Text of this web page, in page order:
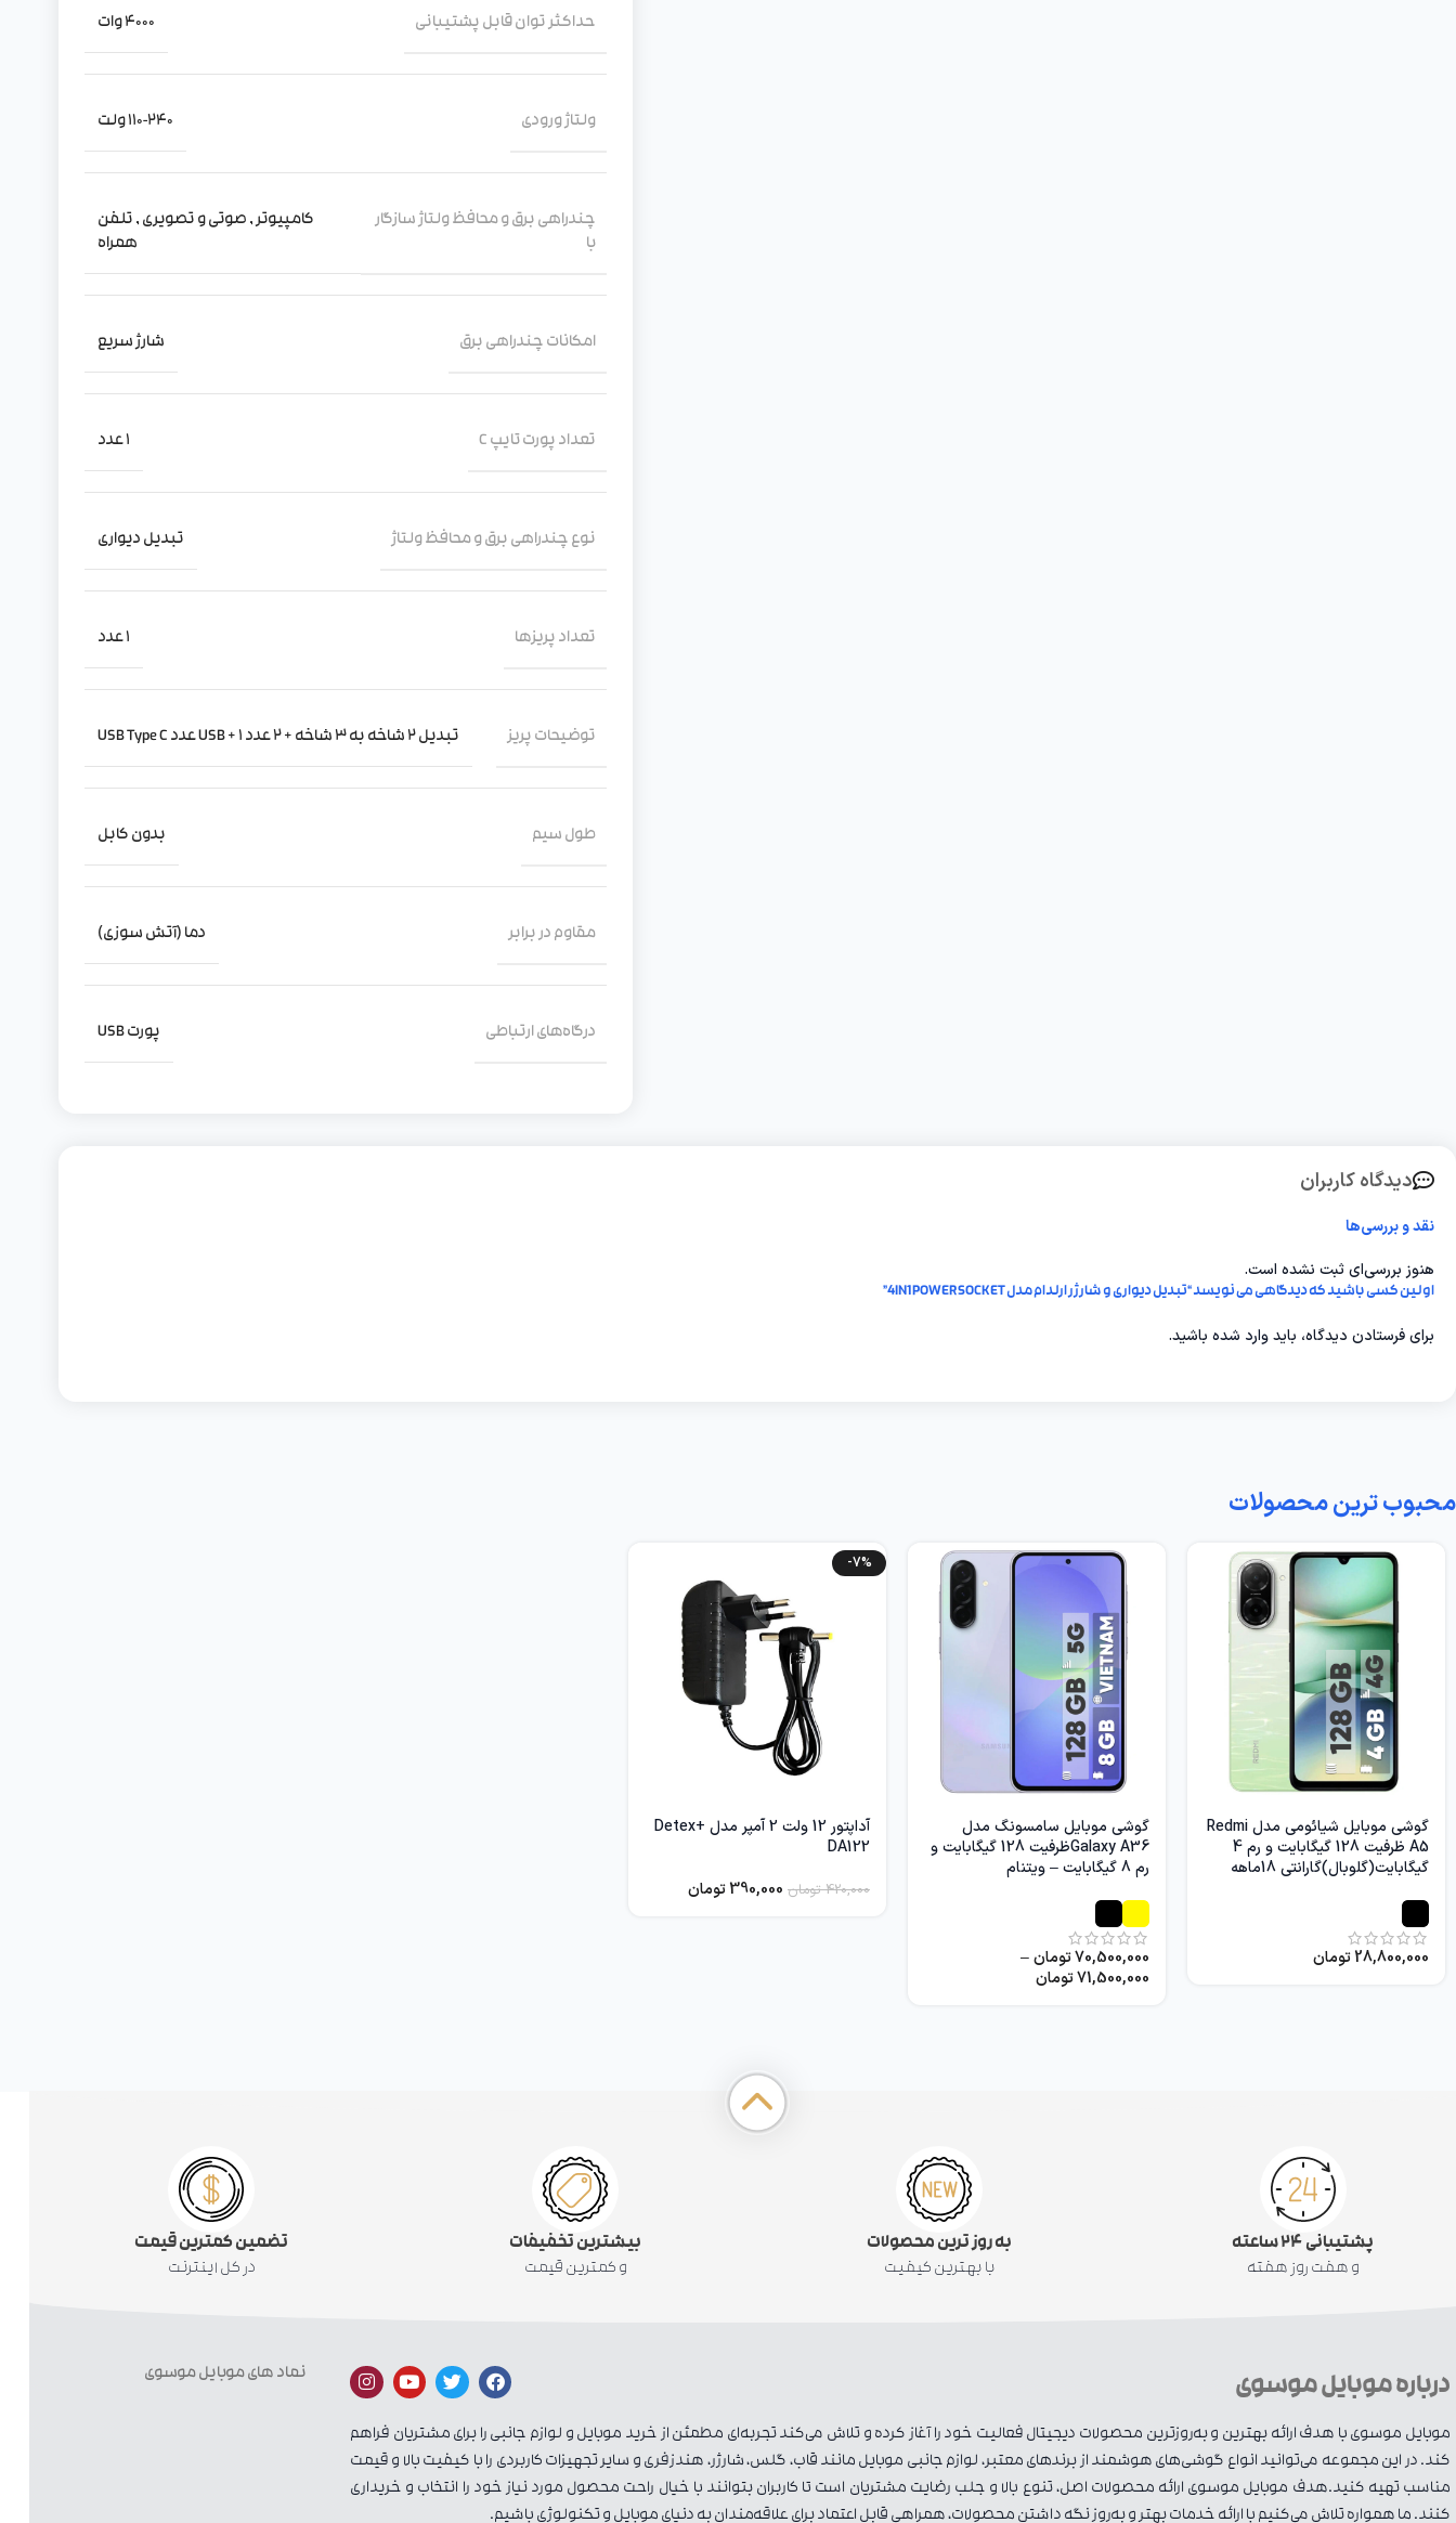
حداکثر توان قابل پشتیبانی 4000 وات
ولتاژ ورودی 110-240 ولت
چندراهی برق و محافظ ولتاژ سازگار
با
کامپیوتر,صوتی و تصویری,تلفن
همراه
امکانات چندراهی برق شارژ سریع
تعداد پورت تایپ C 1 عدد
نوع چندراهی برق و محافظ ولتاژ تبدیل دیواری
تعداد پریزها 1 عدد
توضیحات پریز تبدیل 2 شاخه به 3 شاخه + 2 عدد USB + 1 عدد USB Type C
طول سیم بدون کابل
مقاوم در برابر دما (آتش سوزی)
درگاه‌های ارتباطی پورت USB
دیدگاه کاربران
نقد و بررسی‌ها
هنوز بررسی‌ای ثبت نشده است.
اولین کسی باشید که دیدگاهی می نویسد “تبدیل دیواری و شارژر ارلدام مدل 4IN1 POWER SOCKET”
برای فرستادن دیدگاه، بایدوارد شده باشید.
محبوب ترین محصولات
گوشی موبایل شیائومی مدل Redmi
A5 ظرفیت 128 گیگابایت و رم 4
گیگابایت(گلوبال)گارانتی 18ماهه
28,800,000تومان
گوشی موبایل سامسونگ مدل
Galaxy A36ظرفیت 128 گیگابایت و
رم 8 گیگابایت – ویتنام
70,500,000تومان–
71,500,000تومان
-7%
آداپتور 12 ولت 2 آمپر مدل Detex+
DA122
420,000 تومان 390,000تومان
پشتیبانی ۲۴ ساعته
و هفت روز هفته
به روز ترین محصولات
با بهترین کیفیت
بیشترین تخفیفات
و کمترین قیمت
تضمین کمترین قیمت
در کل اینترنت
درباره موبایل موسوی
موبایل موسوی با هدف ارائه بهترین و به‌روزترین محصولات دیجیتال فعالیت خود را آغاز کرده و تلاش می‌کند تجربه‌ای مطمئن از خرید موبایل و لوازم جانبی را برای مشتریان فراهم
کند. در این مجموعه می‌توانید انواع گوشی‌های هوشمند از برندهای معتبر، لوازم جانبی موبایل مانند قاب، گلس، شارژر، هندزفری و سایر تجهیزات کاربردی را با کیفیت بالا و قیمت
مناسب تهیه کنید.هدف موبایل موسوی ارائه محصولات اصل، تنوع بالا و جلب رضایت مشتریان است تا کاربران بتوانند با خیال راحت محصول مورد نیاز خود را انتخاب و خریداری
کنند. ما همواره تلاش می‌کنیم با ارائه خدمات بهتر و به‌روز نگه داشتن محصولات، همراهی قابل اعتماد برای علاقه‌مندان به دنیای موبایل و تکنولوژی باشیم.
نماد های موبایل موسوی